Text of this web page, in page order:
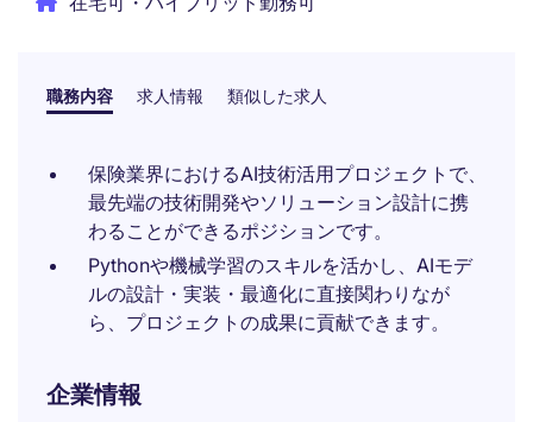
職務内容 求人情報 類似した求人
保険業界におけるAI技術活用プロジェクトで、
最先端の技術開発やソリューション設計に携
わることができるポジションです。
Pythonや機械学習のスキルを活かし、AIモデ
ルの設計・実装・最適化に直接関わりなが
ら、プロジェクトの成果に貢献できます。
企業情報